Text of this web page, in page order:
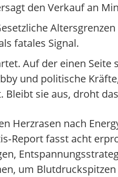
den Verkauf an
fatales Signal.
Auf der einen
und politische
Bleibt sie aus, droht
Herzrasen nach
fasst acht
um